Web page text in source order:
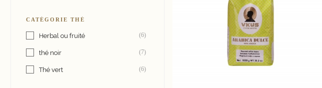
CATÉGORIE THÉ
Herbal ou fruité (6)
thé noir (7)
Thé vert (6)